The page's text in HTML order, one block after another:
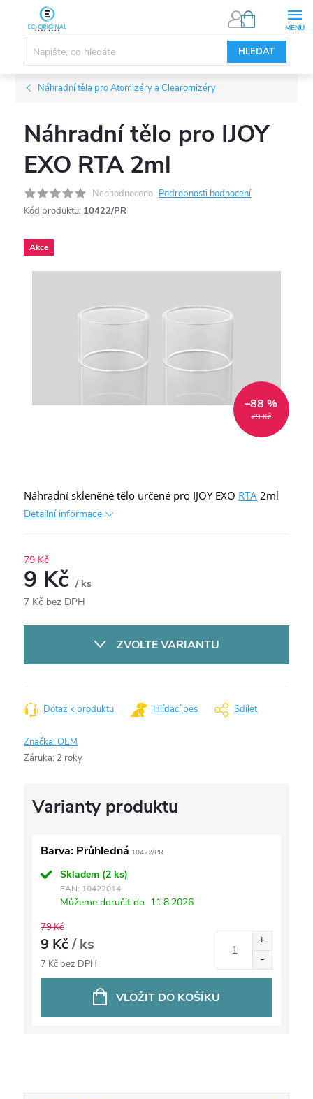
obsah
HLEDAT
NÁKUPNÍ
Náhradní těla pro Atomizéry a Clearomizéry
Náhradní tělo pro IJOY
EXO RTA 2ml
Neohodnoceno Podrobnosti hodnocení
Kód produktu: 10422/PR
Akce
79 Kč
–88 %
Náhradní skleněné tělo určené pro IJOY EXO RTA 2ml
Detailní informace
79 Kč
9 Kč/ ks
7 Kč bez DPH
ZVOLTE VARIANTU
Dotaz k produktu Hlídací pes Sdílet
Značka:OEM
Záruka: 2 roky
Barva: Průhledná 10422/PR
Skladem (2 ks)
EAN: 10422014
Můžeme doručit do 11.8.2026
79 Kč
9 Kč/ ks
7 Kč bez DPH
VLOŽIT DO KOŠÍKU